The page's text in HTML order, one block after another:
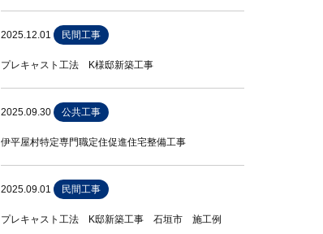
2025.12.01 民間工事
プレキャスト工法 K様邸新築工事
2025.09.30 公共工事
伊平屋村特定専門職定住促進住宅整備工事
2025.09.01 民間工事
プレキャスト工法 K邸新築工事 石垣市 施工例